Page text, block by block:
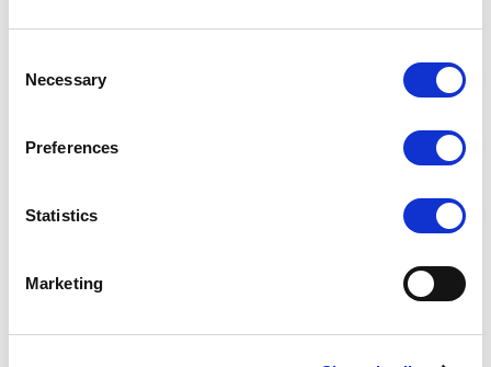
Selection
Necessary
Preferences
Statistics
Marketing
Dinlenme: 20 saniye
En fazla beş adet olmak üzere farklı sayaçlar 20 defaya kadar